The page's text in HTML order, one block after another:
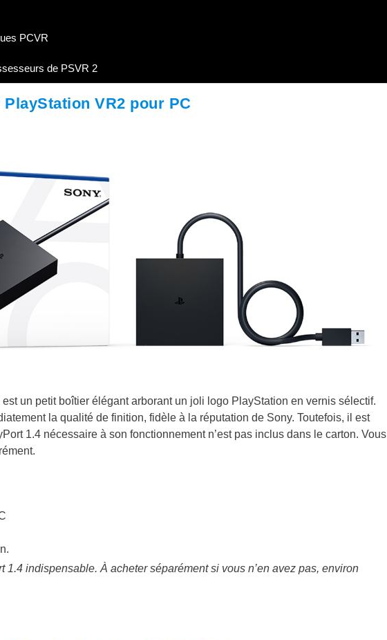
PCVR
de PSVR 2
VR2 pour PC
un petit boîtier élégant arborant un joli logo PlayStation en vernis sélectif.
la qualité de finition, fidèle à la réputation de Sony. Toutefois, il est
1.4 nécessaire à son fonctionnement n’est pas inclus dans le carton. Vous
1.4 indispensable. À acheter séparément si vous n’en avez pas, environ